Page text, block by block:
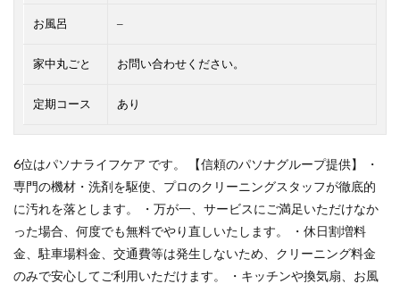
お風呂 –
家中丸ごと お問い合わせください。
定期コース あり
6位はパソナライフケア です。 【信頼のパソナグループ提供】 ・
専門の機材・洗剤を駆使、プロのクリーニングスタッフが徹底的
に汚れを落とします。 ・万が一、サービスにご満足いただけなか
った場合、何度でも無料でやり直しいたします。 ・休日割増料
金、駐車場料金、交通費等は発生しないため、クリーニング料金
のみで安心してご利用いただけます。 ・キッチンや換気扇、お風